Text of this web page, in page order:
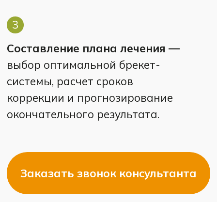
Использование дополнительных
элементов —
для закрытия промежутков, пружины
для ротации зубов, стопорные